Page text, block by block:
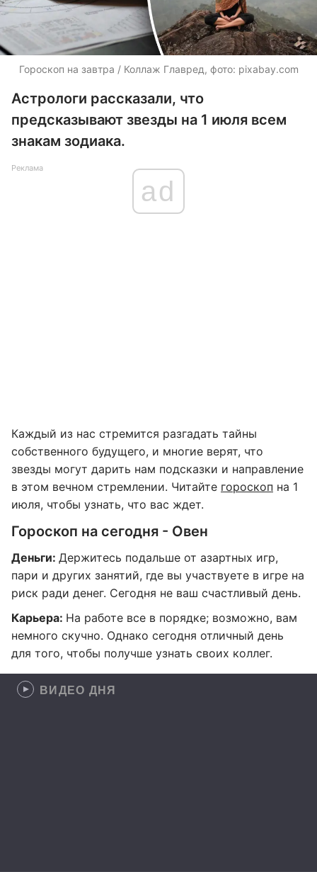
Гороскоп на завтра / Коллаж Главред, фото: pixabay.com
Астрологи рассказали, что
предсказывают звезды на 1 июля всем
знакам зодиака.
Реклама
ad
Каждый из нас стремится разгадать тайны
собственного будущего, и многие верят, что
звезды могут дарить нам подсказки и направление
в этом вечном стремлении. Читайте гороскоп на 1
июля, чтобы узнать, что вас ждет.
Гороскоп на сегодня - Овен
Деньги: Держитесь подальше от азартных игр,
пари и других занятий, где вы участвуете в игре на
риск ради денег. Сегодня не ваш счастливый день.
Карьера: На работе все в порядке; возможно, вам
немного скучно. Однако сегодня отличный день
для того, чтобы получше узнать своих коллег.
ВИДЕО ДНЯ